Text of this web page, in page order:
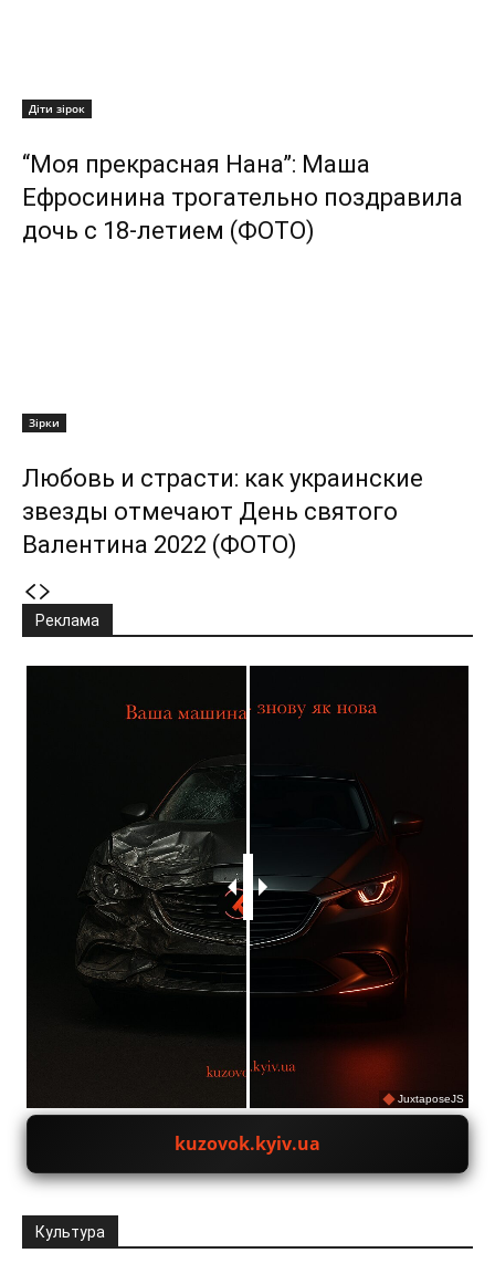
Діти зірок
“Моя прекрасная Нана”: Маша
Ефросинина трогательно поздравила
дочь с 18-летием (ФОТО)
Зірки
Любовь и страсти: как украинские
звезды отмечают День святого
Валентина 2022 (ФОТО)
Реклама
JuxtaposeJS
kuzovok.kyiv.ua
Культура